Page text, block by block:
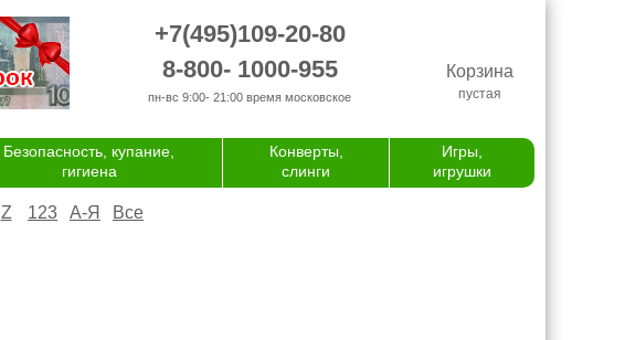
+7(495)109-20-80
8-800- 1000-955
пн-вс 9:00- 21:00 время московское
Корзина
пустая
Безопасность, купание,
гигиена
Конверты,
слинги
Игры,
игрушки
Z 123 А-Я Все